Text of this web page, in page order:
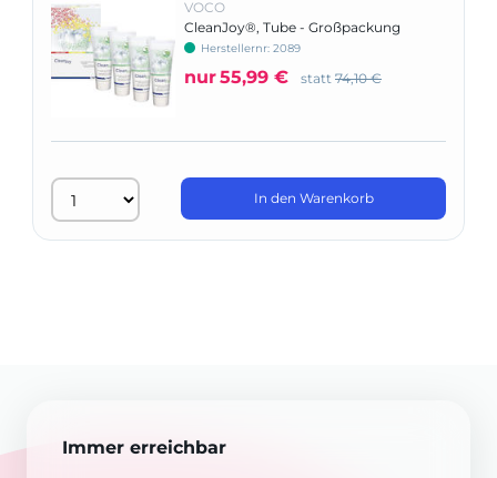
VOCO
CleanJoy®, Tube - Großpackung
Herstellernr: 2089
nur55,99 € statt 74,10 €
In den Warenkorb
Immer erreichbar